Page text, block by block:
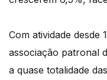
Com atividade desde
associação patronal
a quase totalidade